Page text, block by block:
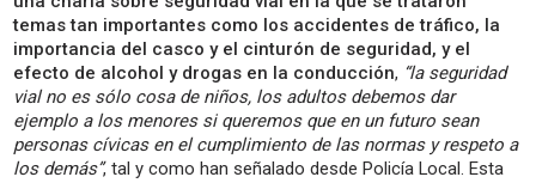
temas tan importantes como los accidentes de tráfico, la
importancia del casco y el cinturón de seguridad, y el
efecto de alcohol y drogas en la conducción, “la seguridad
vial no es sólo cosa de niños, los adultos debemos dar
ejemplo a los menores si queremos que en un futuro sean
personas cívicas en el cumplimiento de las normas y respeto a
los demás”, tal y como han señalado desde Policía Local. Esta